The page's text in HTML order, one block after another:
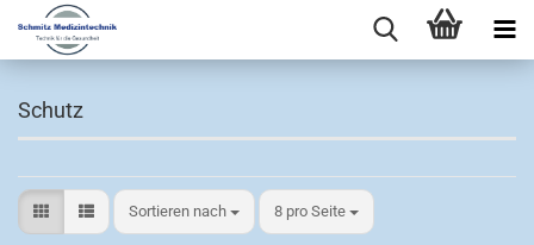
Schutz
Sortieren nach
Sortieren nach 8 pro Seite
pro Seite